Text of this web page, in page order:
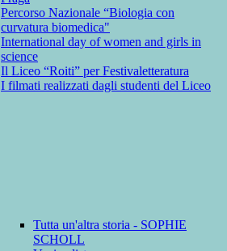
Percorso Nazionale “Biologia con
curvatura biomedica"
International day of women and girls in
science
Il Liceo “Roiti” per Festivaletteratura
I filmati realizzati dagli studenti del Liceo
Tutta un'altra storia - SOPHIE
SCHOLL